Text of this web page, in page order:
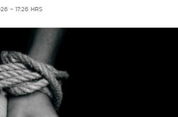
- 17:26 HRS